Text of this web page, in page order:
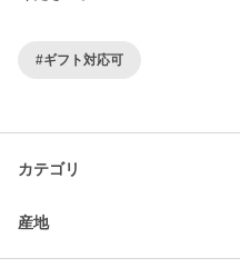
#ギフト対応可
カテゴリ
産地